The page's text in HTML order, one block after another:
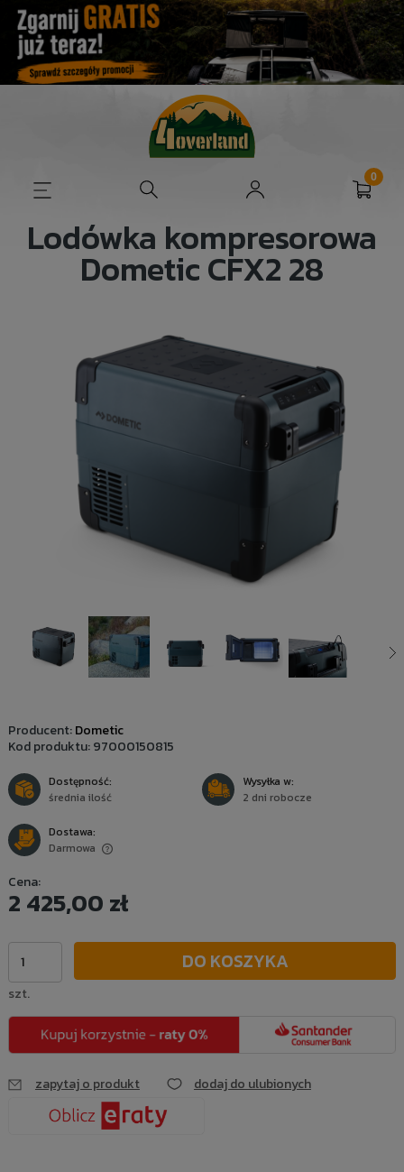
Lodówka kompresorowa
Dometic CFX2 28
Producent:Dometic
Kod produktu:97000150815
Dostępność:
średnia ilość
Wysyłka w:
2 dni robocze
Dostawa:
Darmowa
Cena:
2 425,00 zł
szt.
DO KOSZYKA
zapytaj o produkt dodaj do ulubionych